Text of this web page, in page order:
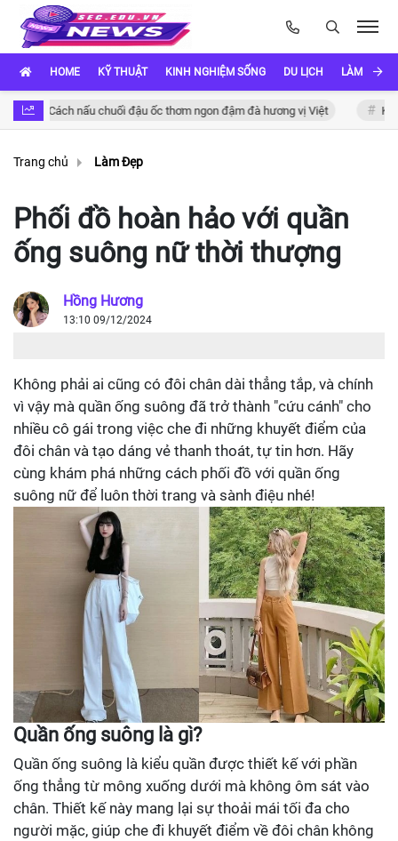
HOME KỸ THUẬT KINH NGHIỆM SỐNG DU LỊCH LÀM ĐẸP
Cách nấu chuối đậu ốc thơm ngon đậm đà hương vị Việt Khám
Trang chủ Làm Đẹp
Phối đồ hoàn hảo với quần
ống suông nữ thời thượng
Hồng Hương
13:10 09/12/2024
Không phải ai cũng có đôi chân dài thẳng tắp, và chính
vì vậy mà quần ống suông đã trở thành "cứu cánh" cho
nhiều cô gái trong việc che đi những khuyết điểm của
đôi chân và tạo dáng vẻ thanh thoát, tự tin hơn. Hãy
cùng khám phá những cách phối đồ với quần ống
suông nữ để luôn thời trang và sành điệu nhé!
Quần ống suông là gì?
Quần ống suông là kiểu quần được thiết kế với phần
ống thẳng từ mông xuống dưới mà không ôm sát vào
chân. Thiết kế này mang lại sự thoải mái tối đa cho
người mặc, giúp che đi khuyết điểm về đôi chân không